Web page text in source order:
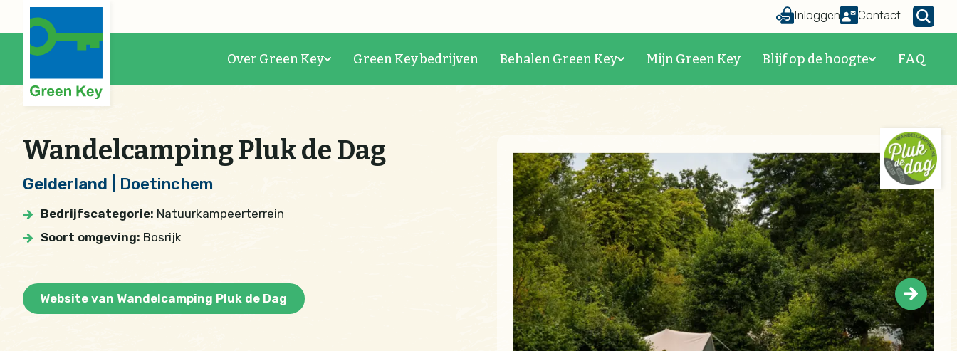
Inloggen Contact
Over Green Key Green Key bedrijven Behalen Green Key Mijn Green Key Blijf op de hoogte FAQ
Wandelcamping Pluk de Dag
Gelderland | Doetinchem
Bedrijfscategorie: Natuurkampeerterrein
Soort omgeving: Bosrijk
Website van Wandelcamping Pluk de Dag